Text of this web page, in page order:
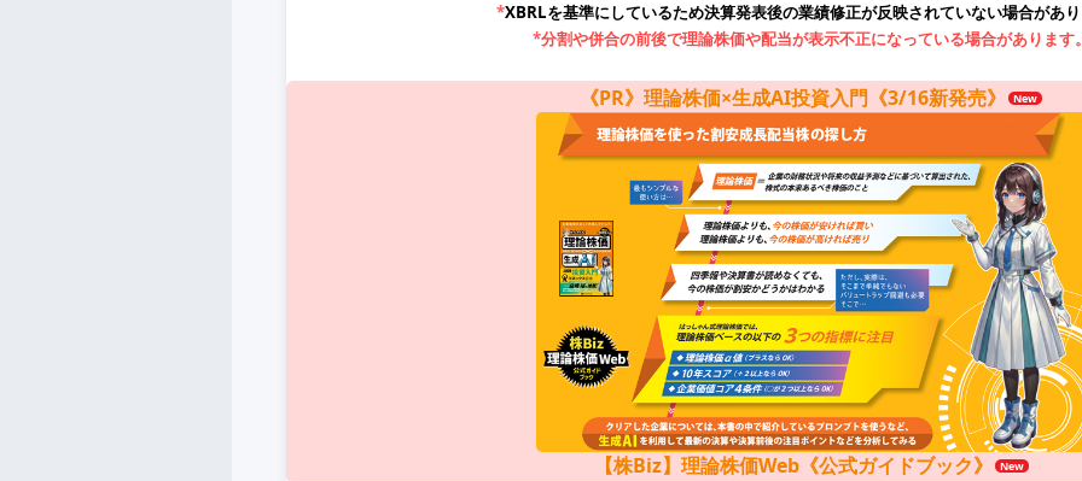
*XBRLを基準にしているため決算発表後の業績修正が反映されていない場合があり
*分割や併合の前後で理論株価や配当が表示不正になっている場合があります。
《PR》理論株価×生成AI投資入門《3/16新発売》
【株Biz】理論株価Web《公式ガイドブック》